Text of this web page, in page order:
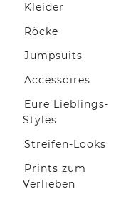
Kleider
Röcke
Jumpsuits
Accessoires
Eure Lieblings-
Styles
Streifen-Looks
Prints zum
Verlieben